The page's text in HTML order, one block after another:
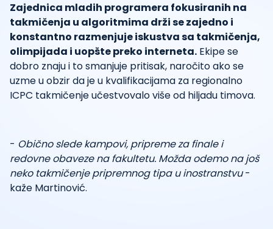
Zajednica mladih programera fokusiranih na
takmičenja u algoritmima drži se zajedno i
konstantno razmenjuje iskustva sa takmičenja,
olimpijada i uopšte preko interneta. Ekipe se
dobro znaju i to smanjuje pritisak, naročito ako se
uzme u obzir da je u kvalifikacijama za regionalno
ICPC takmičenje učestvovalo više od hiljadu timova.
- Obično slede kampovi, pripreme za finale i
redovne obaveze na fakultetu. Možda odemo na još
neko takmičenje pripremnog tipa u inostranstvu-
kaže Martinović.